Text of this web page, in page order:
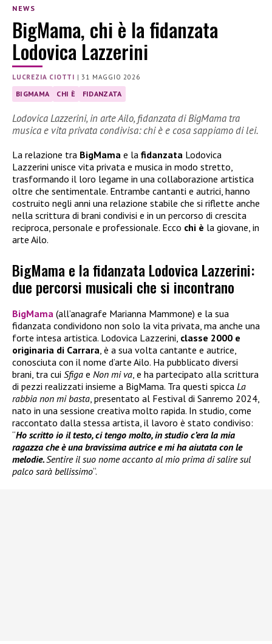
NEWS
BigMama, chi è la fidanzata
Lodovica Lazzerini
LUCREZIA CIOTTI |31 MAGGIO 2026
BIGMAMA CHI È FIDANZATA
Lodovica Lazzerini, in arte Ailo, fidanzata di BigMama tra
musica e vita privata condivisa: chi è e cosa sappiamo di lei.
La relazione tra BigMama e la fidanzata Lodovica
Lazzerini unisce vita privata e musica in modo stretto,
trasformando il loro legame in una collaborazione artistica
oltre che sentimentale. Entrambe cantanti e autrici, hanno
costruito negli anni una relazione stabile che si riflette anche
nella scrittura di brani condivisi e in un percorso di crescita
reciproca, personale e professionale. Ecco chi è la giovane, in
arte Ailo.
BigMama e la fidanzata Lodovica Lazzerini:
due percorsi musicali che si incontrano
BigMama (all’anagrafe Marianna Mammone) e la sua
fidanzata condividono non solo la vita privata, ma anche una
forte intesa artistica. Lodovica Lazzerini, classe 2000 e
originaria di Carrara , è a sua volta cantante e autrice,
conosciuta con il nome d’arte Ailo. Ha pubblicato diversi
brani, tra cui Sfiga e Non mi va , e ha partecipato alla scrittura
di pezzi realizzati insieme a BigMama. Tra questi spicca La
rabbia non mi basta , presentato al Festival di Sanremo 2024,
nato in una sessione creativa molto rapida. In studio, come
raccontato dalla stessa artista, il lavoro è stato condiviso:
“Ho scritto io il testo, ci tengo molto, in studio c’era la mia
ragazza che è una bravissima autrice e mi ha aiutata con le
melodie.Sentire il suo nome accanto al mio prima di salire sul
palco sarà bellissimo“.